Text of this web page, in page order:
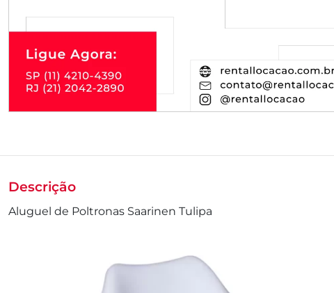
Descrição
Aluguel de Poltronas Saarinen Tulipa